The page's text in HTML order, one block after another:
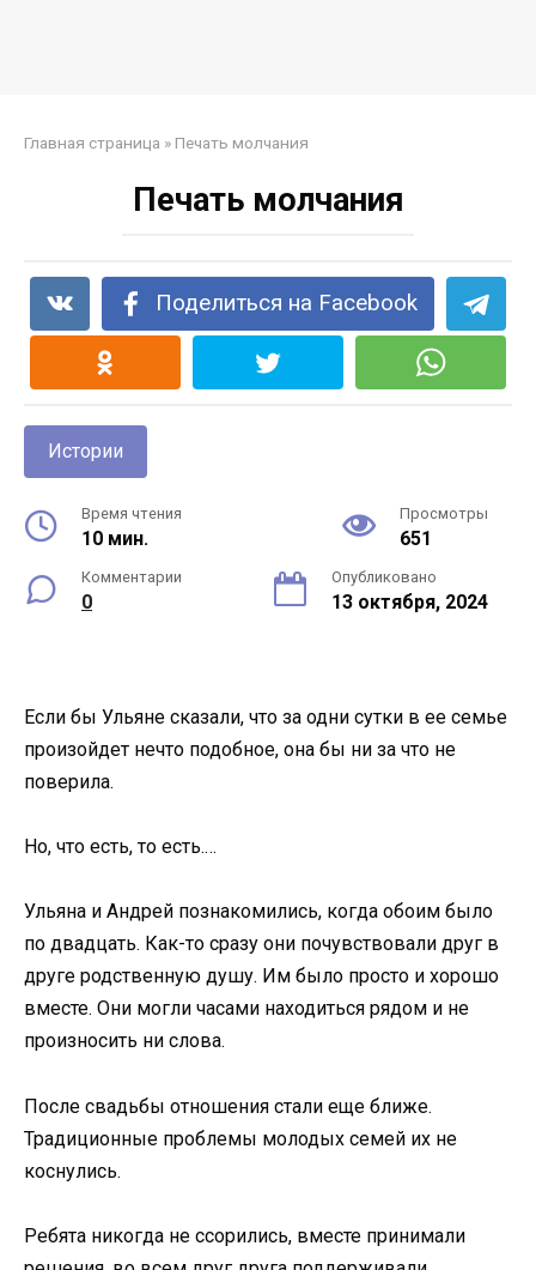
Главная страница » Печать молчания
Печать молчания
Поделиться на Facebook
Истории
Время чтения
10 мин.
Просмотры
651
Комментарии
0
Опубликовано
13 октября, 2024
Если бы Ульяне сказали, что за одни сутки в ее семье
произойдет нечто подобное, она бы ни за что не
поверила.
Но, что есть, то есть.…
Ульяна и Андрей познакомились, когда обоим было
по двадцать. Как-то сразу они почувствовали друг в
друге родственную душу. Им было просто и хорошо
вместе. Они могли часами находиться рядом и не
произносить ни слова.
После свадьбы отношения стали еще ближе.
Традиционные проблемы молодых семей их не
коснулись.
Ребята никогда не ссорились, вместе принимали